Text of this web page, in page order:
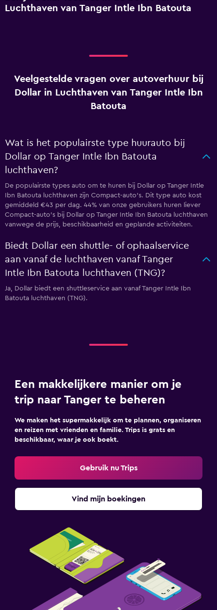
Luchthaven van Tanger Intle Ibn Batouta
Veelgestelde vragen over autoverhuur bij
Dollar in Luchthaven van Tanger Intle Ibn
Batouta
Wat is het populairste type huurauto bij
Dollar op Tanger Intle Ibn Batouta
luchthaven?
De populairste types auto om te huren bij Dollar op Tanger Intle
Ibn Batouta luchthaven zijn Compact-auto's. Dit type auto kost
gemiddeld €43 per dag. 44% van onze gebruikers huren liever
Compact-auto's bij Dollar op Tanger Intle Ibn Batouta luchthaven
vanwege de prijs, beschikbaarheid en geplande activiteiten.
Biedt Dollar een shuttle- of ophaalservice
aan vanaf de luchthaven vanaf Tanger
Intle Ibn Batouta luchthaven (TNG)?
Ja, Dollar biedt een shuttleservice aan vanaf Tanger Intle Ibn
Batouta luchthaven (TNG).
Een makkelijkere manier om je
trip naar Tanger te beheren
We maken het supermakkelijk om te plannen, organiseren
en reizen met vrienden en familie. Trips is grats en
beschikbaar, waar je ook boekt.
Gebruik nu Trips
Vind mijn boekingen